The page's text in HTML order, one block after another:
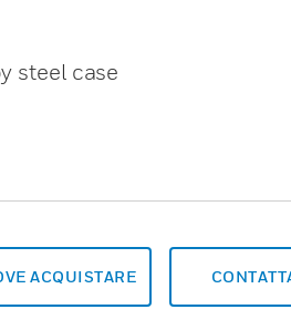
steel case
ACQUISTARE